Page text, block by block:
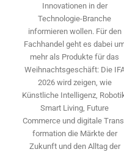
Innovationen in der
Technologie-­Branche
informieren wollen. Für den
Fachhandel geht es dabei
mehr als Produkte für das
Weihnachtsgeschäft: Die
2026 wird ­zeigen, wie
Künstliche Intelligenz,
Smart Living, Future
Commerce und digitale
formation die Märkte der
Zukunft und den Alltag der